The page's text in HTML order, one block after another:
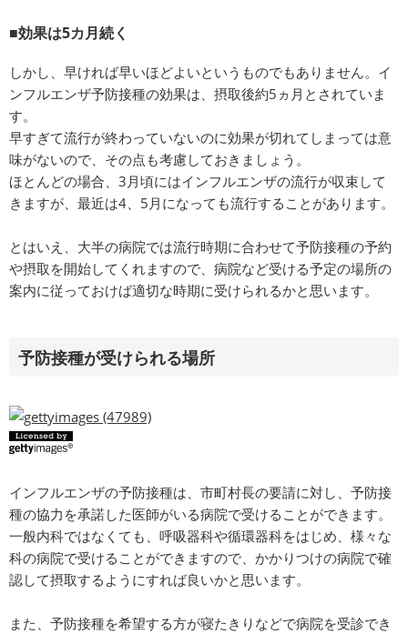
■効果は5カ月続く
しかし、早ければ早いほどよいというものでもありません。イ
ンフルエンザ予防接種の効果は、摂取後約5ヵ月とされていま
す。
早すぎて流行が終わっていないのに効果が切れてしまっては意
味がないので、その点も考慮しておきましょう。
ほとんどの場合、3月頃にはインフルエンザの流行が収束して
きますが、最近は4、5月になっても流行することがあります。
とはいえ、大半の病院では流行時期に合わせて予防接種の予約
や摂取を開始してくれますので、病院など受ける予定の場所の
案内に従っておけば適切な時期に受けられるかと思います。
予防接種が受けられる場所
インフルエンザの予防接種は、市町村長の要請に対し、予防接
種の協力を承諾した医師がいる病院で受けることができます。
一般内科ではなくても、呼吸器科や循環器科をはじめ、様々な
科の病院で受けることができますので、かかりつけの病院で確
認して摂取するようにすれば良いかと思います。
また、予防接種を希望する方が寝たきりなどで病院を受診でき